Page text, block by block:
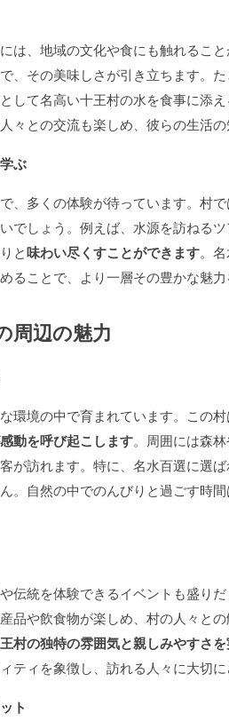
は、地域の文化や食にも触れるこ
、その美味しさが引き立ちます。
して名高い十王村の水を食事に添
々との交流も楽しめ、彼らの生活の
ぶ
、多くの体験が待っています。村
でしょう。例えば、水源を訪ねる
と味わい尽くすことができます。
ることで、より一層その豊かな魅力
周辺の魅力
環境の中で育まれています。この
動を呼び起こします。周囲には森
が訪れます。特に、名水百選に選
。自然の中でのんびりと過ごす時
伝統を体験できるイベントも盛り
品や飲食物が楽しめ、村の人々と
村の独特の雰囲気と親しみやすさ
ティを象徴し、訪れる人々に大切に
ト